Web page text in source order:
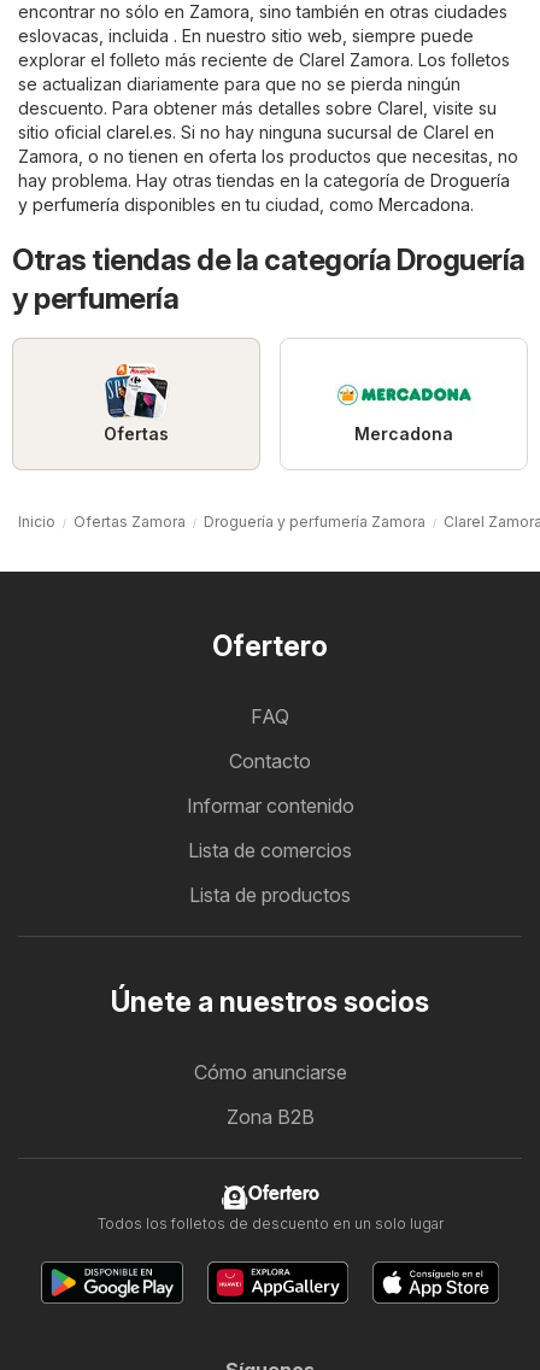
encontrar no sólo en Zamora, sino también en otras ciudades
eslovacas, incluida . En nuestro sitio web, siempre puede
explorar el folleto más reciente de Clarel Zamora. Los folletos
se actualizan diariamente para que no se pierda ningún
descuento. Para obtener más detalles sobre Clarel, visite su
sitio oficial clarel.es. Si no hay ninguna sucursal de Clarel en
Zamora, o no tienen en oferta los productos que necesitas, no
hay problema. Hay otras tiendas en la categoría de Droguería
y perfumería disponibles en tu ciudad, como Mercadona.
Otras tiendas de la categoría Droguería
y perfumería
Ofertas Mercadona
Inicio Ofertas Zamora Droguería y perfumería Zamora Clarel
Ofertero
FAQ
Contacto
Informar contenido
Lista de comercios
Lista de productos
Únete a nuestros socios
Cómo anunciarse
Zona B2B
Ofertero
Todos los folletos de descuento en un solo lugar